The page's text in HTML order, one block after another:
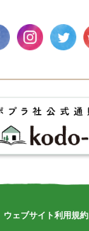
ウェブサイト利用規約